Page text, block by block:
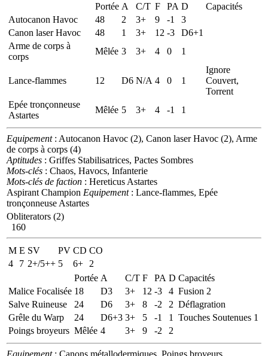
Portée A C/T F PA D
Capacités
Autocanon Havoc
48 2 3+ 9 -1
3
Canon laser Havoc
48 1 3+ 12 -3
D6+1
Arme de corps à
corps
Mêlée 3 3+ 4 0 1
Lance-flammes 12 D6 N/A 4 0 1
Ignore
Couvert,
Torrent
Epée tronçonneuse
Astartes
Mêlée 5 3+ 4 -1 1
Equipement: Autocanon Havoc (2), Canon laser Havoc (2), Arme
de corps à corps (4)
Aptitudes : Griffes Stabilisatrices, Pactes Sombres
Mots-clés : Chaos, Havocs, Infanterie
Mots-clés de faction : Hereticus Astartes
Aspirant Champion Equipement: Lance-flammes, Epée
tronçonneuse Astartes
Obliterators (2)
160
M E SV PV CD CO
4
7 2+/5++ 5 6+
2
Portée A C/T F PA D Capacités
Malice Focalisée 18 D3 3+ 12 -3 4 Fusion 2
Salve Ruineuse
24 D6 3+ 8 -2 2 Déflagration
Grêle du Warp
24 D6+3 3+ 5 -1 1
Touches Soutenues 1
Poings broyeurs Mêlée 4 3+ 9 -2 2
Equipement: Canons métallodermiques, Poings broyeurs